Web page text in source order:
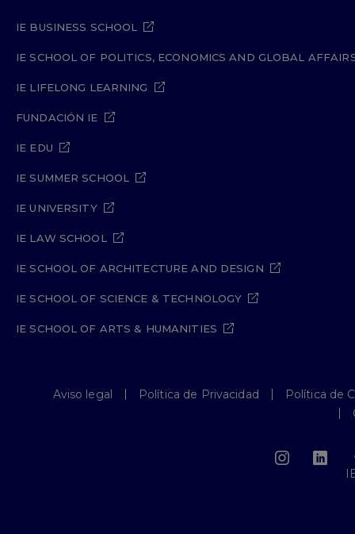
IE BUSINESS SCHOOL
IE SCHOOL OF POLITICS, ECONOMICS AND GLOBAL
IE LIFELONG LEARNING
FUNDACIÓN IE
IE EDU
IE SUMMER SCHOOL
IE UNIVERSITY
IE LAW SCHOOL
IE SCHOOL OF ARCHITECTURE AND DESIGN
IE SCHOOL OF SCIENCE & TECHNOLOGY
IE SCHOOL OF ARTS & HUMANITIES
Aviso legal Política de Privacidad
Política de